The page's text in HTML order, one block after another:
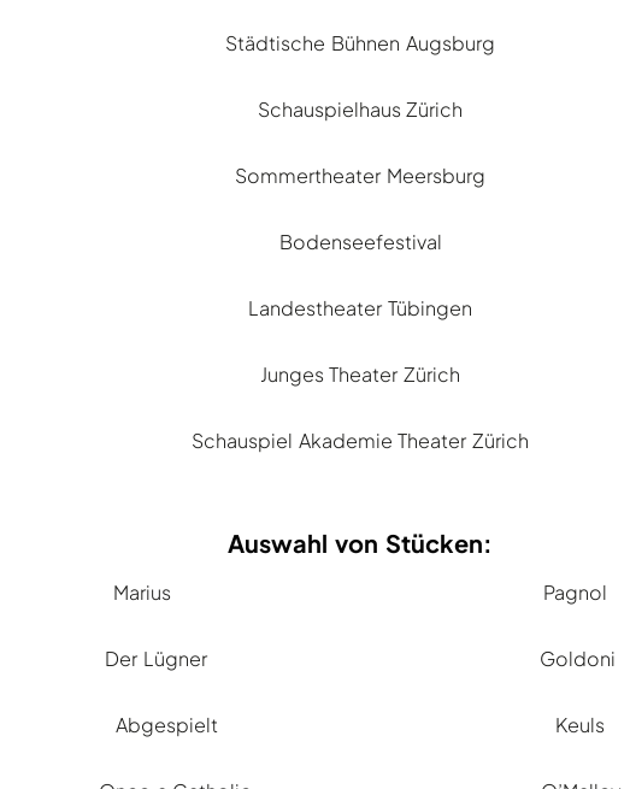
Städtische Bühnen Augsburg
Schauspielhaus Zürich
Sommertheater Meersburg
Bodenseefestival
Landestheater Tübingen
Junges Theater Zürich
Schauspiel Akademie Theater Zürich
Auswahl von Stücken:
Marius Pagnol
Der Lügner Goldoni
Abgespielt Keuls